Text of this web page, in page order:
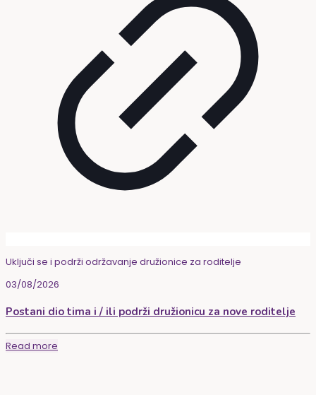
Uključi se i podrži održavanje družionice za roditelje
03/08/2026
Postani dio tima i / ili podrži družionicu za nove roditelje
Read more